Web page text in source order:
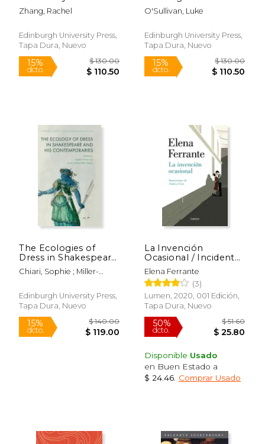
6% 12%
dcto.
Literature of the
English Civil Wars (en
Zhang, Rachel
Edinburgh University Press,
Tapa Dura, Nuevo
Thinking Relationally
with Seneca and
O'Sullivan, Luke
Edinburgh University Press,
Tapa Dura, Nuevo
The Ecologies of
Dress in Shakespeare
and His
Contemporaries (en
Chiari, Sophie ; Miller-
Edinburgh University Press,
Tapa Dura, Nuevo
La Invención
Ocasional / Incidental
Inventions
Elena Ferrante
(3)
Lumen, 2020, 001 Edición,
Tapa Dura, Nuevo
Disponible Usado
en Buen Estado a
$ 24.46 Comprar Usado